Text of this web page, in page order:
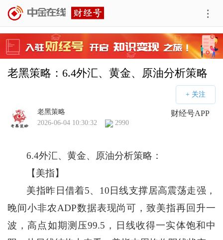
老黑策略：6.4外汇、黄金、原油分析策略
财经号APP
老黑策略
2026-06-04 10:30:32
2990
6.4外汇、黄金、原油分析策略：
【美指】
美指昨日借着5、10日线支撑居高震荡走强，
晚间小非农ADP数据表现尚可，致美指再回升一
波，高点如期测压99.5，日线收得一实体饱和中